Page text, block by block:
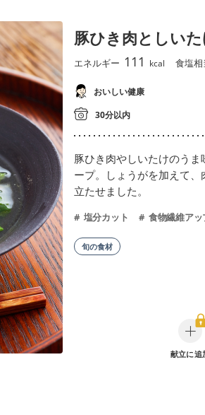
豚ひき肉としい
エネルギー 111 kcal 食塩
おいしい健康
30分以内
豚ひき肉やしいたけのう
ープ。しょうがを加えて
立たせました。
塩分カット 食物繊維アッ
旬の食材
献立に追